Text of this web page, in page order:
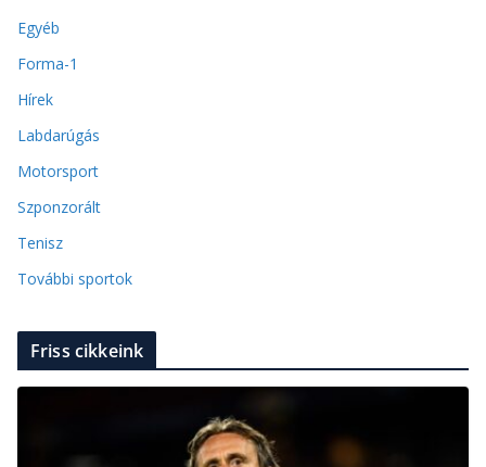
Egyéb
Forma-1
Hírek
Labdarúgás
Motorsport
Szponzorált
Tenisz
További sportok
Friss cikkeink